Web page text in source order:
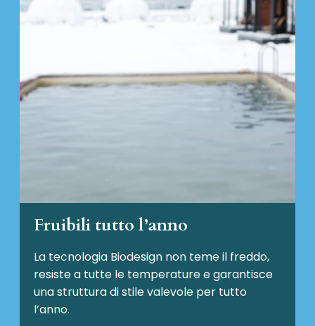
Fruibili tutto l’anno
La tecnologia Biodesign non teme il freddo,
resiste a tutte le temperature e garantisce
una struttura di stile valevole per tutto
l’anno.